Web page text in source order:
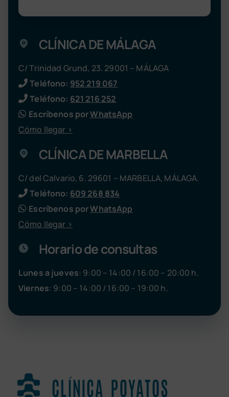
CLÍNICA DE MÁLAGA
C/ Trinidad Grund, 23. 29001 – MÁLAGA
Teléfono: 952 219 067
Teléfono: 621 216 252
Escríbenos porWhatsApp
Cómo llegar >
CLÍNICA DE MARBELLA
C/ del Calvario, 6. 29601 – MARBELLA, MÁLAGA.
Teléfono: 609 268 834
Escríbenos porWhatsApp
Cómo llegar >
Horario de consultas
Lunes a jueves: 9:00 – 14:00 / 16:00 – 20:00 h.
Viernes: 9:00 – 14:00 / 16:00 – 19:00 h.